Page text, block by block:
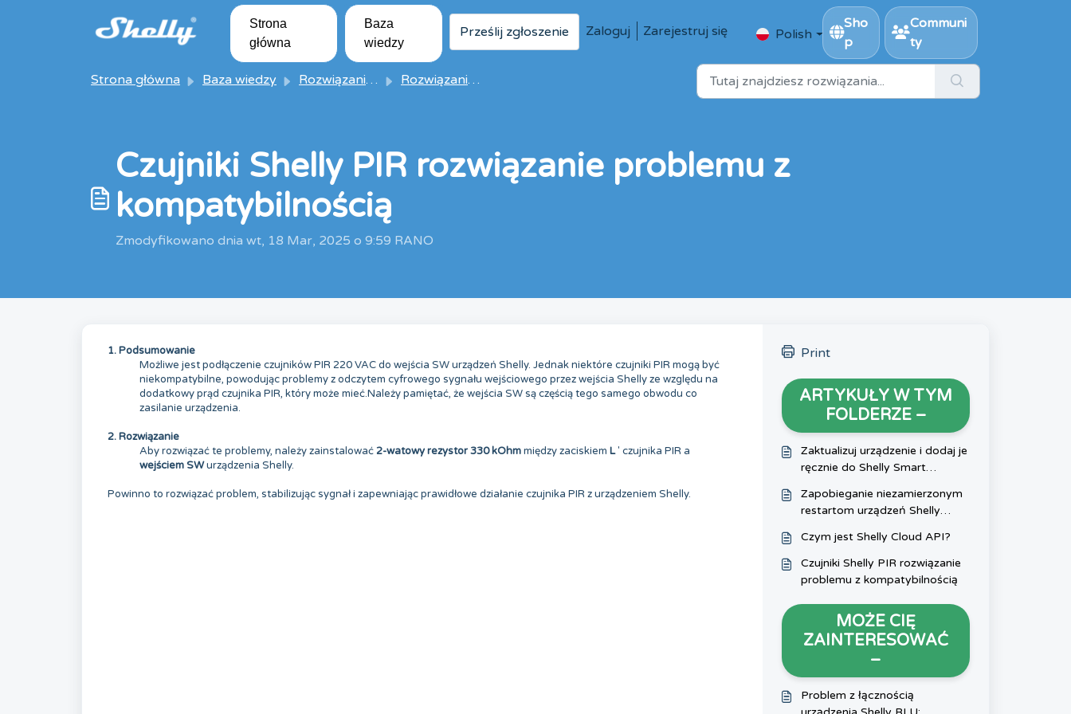
Przejdź do głównej treści
Strona
główna
Baza
wiedzy
Prześlij zgłoszenie Zaloguj Zarejestruj się Polish
Sho
p
Communi
ty
Strona główna Baza wiedzy Rozwiązania i artykuły Rozwiązania i artykuły
Czujniki Shelly PIR rozwiązanie problemu z
kompatybilnością
Zmodyfikowano dnia wt, 18 Mar, 2025 o 9:59 RANO
1. Podsumowanie
Możliwe jest podłączenie czujników PIR 220 VAC do wejścia SW urządzeń Shelly. Jednak niektóre czujniki PIR mogą być
niekompatybilne, powodując problemy z odczytem cyfrowego sygnału wejściowego przez wejścia Shelly ze względu na
dodatkowy prąd czujnika PIR, który może mieć.Należy pamiętać, że wejścia SW są częścią tego samego obwodu co
zasilanie urządzenia.
2. Rozwiązanie
Aby rozwiązać te problemy, należy zainstalować 2-watowy rezystor 330 kOhmmiędzy zaciskiem L' czujnika PIR a
wejściem SWurządzenia Shelly.
Powinno to rozwiązać problem, stabilizując sygnał i zapewniając prawidłowe działanie czujnika PIR z urządzeniem Shelly.
Print
ARTYKUŁY W TYM
FOLDERZE –
Zaktualizuj urządzenie i dodaj je
ręcznie do Shelly Smart
Zapobieganie niezamierzonym
restartom urządzeń Shelly
indukcyjnymi
Czym jest Shelly Cloud API?
Czujniki Shelly PIR rozwiązanie
problemu z kompatybilnością
MOŻE CIĘ
ZAINTERESOWAĆ
–
Problem z łącznością